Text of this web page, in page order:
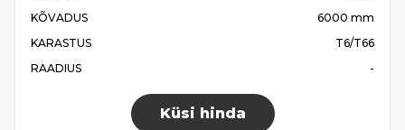
KÕVADUS
6000 mm
KARASTUS
T6/T66
RAADIUS
-
Küsi hinda